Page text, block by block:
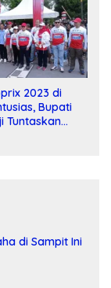
2023 di
Bupati
Tuntaskan
di Sampit Ini